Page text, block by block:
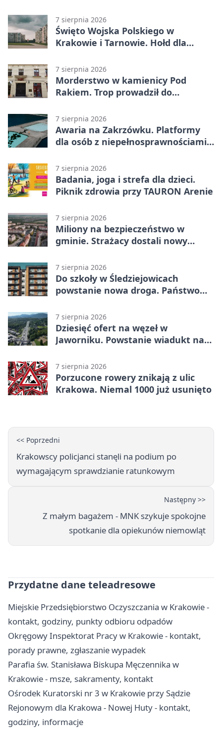
7 sierpnia 2026
Święto Wojska Polskiego w
Krakowie i Tarnowie. Hołd dla
7 sierpnia 2026
Morderstwo w kamienicy Pod
Rakiem. Trop prowadził do
7 sierpnia 2026
Awaria na Zakrzówku. Platformy
dla osób z niepełnosprawnościami
7 sierpnia 2026
Badania, joga i strefa dla dzieci.
Piknik zdrowia przy TAURON Arenie
7 sierpnia 2026
Miliony na bezpieczeństwo w
gminie. Strażacy dostali nowy
7 sierpnia 2026
Do szkoły w Śledziejowicach
powstanie nowa droga. Państwo
7 sierpnia 2026
Dziesięć ofert na węzeł w
Jaworniku. Powstanie wiadukt nad
7 sierpnia 2026
Porzucone rowery znikają z ulic
Krakowa. Niemal 1000 już usunięto
<< Poprzedni
Krakowscy policjanci stanęli na podium po
wymagającym sprawdzianie ratunkowym
Następny >>
Z małym bagażem - MNK szykuje spokojne
spotkanie dla opiekunów niemowląt
Przydatne dane teleadresowe
Miejskie Przedsiębiorstwo Oczyszczania w Krakowie -
kontakt, godziny, punkty odbioru odpadów
Okręgowy Inspektorat Pracy w Krakowie - kontakt,
porady prawne, zgłaszanie wypadek
Parafia św. Stanisława Biskupa Męczennika w
Krakowie - msze, sakramenty, kontakt
Ośrodek Kuratorski nr 3 w Krakowie przy Sądzie
Rejonowym dla Krakowa - Nowej Huty - kontakt,
godziny, informacje